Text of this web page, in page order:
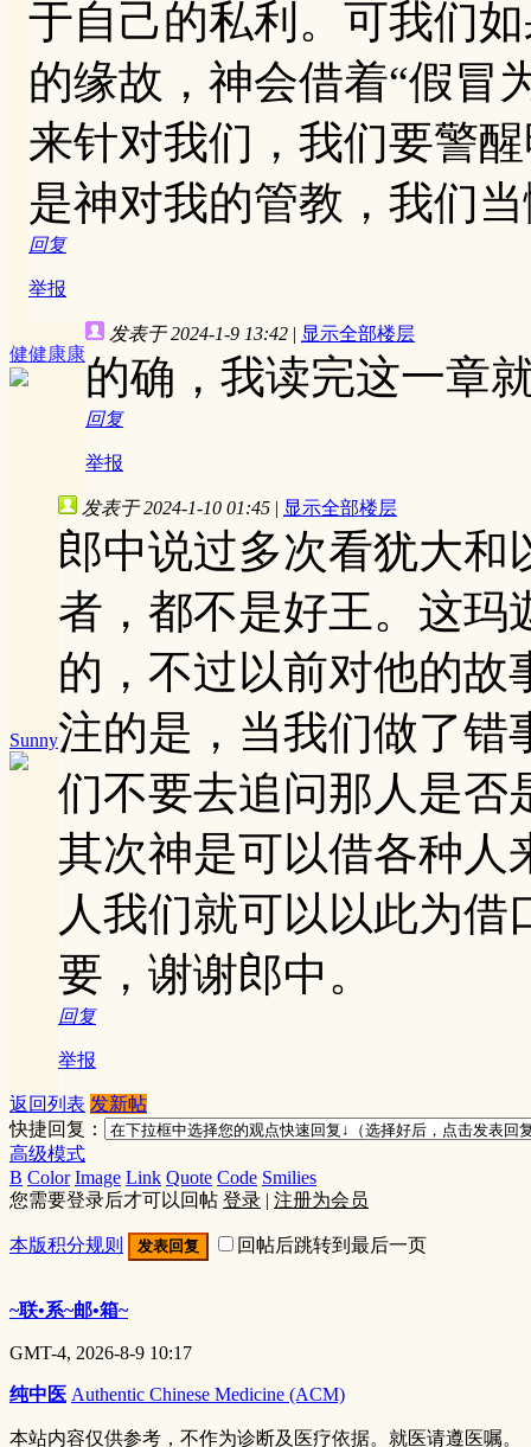
于自己的私利。可我们
的缘故，神会借着“假冒
来针对我们，我们要警
是神对我的管教，我们
回复
举报
健健康康
发表于 2024-1-9 13:42 | 显示全部楼层
的确，我读完这一章
回复
举报
Sunny
发表于 2024-1-10 01:45 | 显示全部楼层
郎中说过多次看犹大和
者，都不是好王。这玛
的，不过以前对他的故
注的是，当我们做了错
们不要去追问那人是否
其次神是可以借各种人
人我们就可以以此为
要，谢谢郎中。
回复
举报
返回列表 发新帖
快捷回复：
高级模式
B Color Image Link Quote Code Smilies
您需要登录后才可以回帖 登录 | 注册为会员
本版积分规则 发表回复 回帖后跳转到最后一页
~联•系~邮•箱~
GMT-4, 2026-8-9 10:17
纯中医 Authentic Chinese Medicine (ACM)
本站内容仅供参考，不作为诊断及医疗依据。就医请遵医嘱。